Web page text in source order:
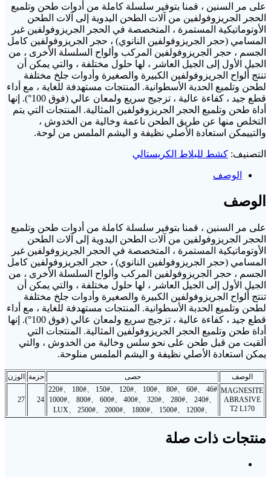
على مر السنين ، قمنا بتوفير سلسلة كاملة من أدوات طحن وتلميع
الحجر الجريزوفولفين من آلات الطحن اليدوية إلى آلات الطحن
الأوتوماتيكية المستمرة ، المتخصصة في الحجر الجريزوفولفين غير
المسامي (حجر الجريزوفولفين النانوي) ، حجر الجريزوفولفين كامل
الجسم ، حجر الجريزوفولفين المركب وألواح السلسلة الأخرى ، من
الجيل الأول إلى الجيل العاشر ، لها حلول مختلفة ، والتي يمكن أن
تنتج ألواح الجريزوفولفين الكبيرة والصغيرة وأدوات جلخ مختلفة
لطحن وتلميع الحدبة الأسطوانية. المنتجات مستهدفة للغاية ، مع أداء
قطع جيد ، كفاءة عالية ، تزجيج سريع ولمعان عالي (فوق 100°). إنها
أداة طحن وتلميع الحجر الجريزوفولفين المثالية. المنتجات التي يتم
التخلص منها عن طريق الطحن ناعمة وخالية من الخدوش ،
والتييمكن استعادة الأصلي نظيفة و اليشم الملمس من لوحة.
التصنيف: كشط للبلاط الكريستالي
الوصف
الوصف
على مر السنين ، قمنا بتوفير سلسلة كاملة من أدوات طحن وتلميع
الحجر الجريزوفولفين من آلات الطحن اليدوية إلى آلات الطحن
الأوتوماتيكية المستمرة ، المتخصصة في الحجر الجريزوفولفين غير
المسامي (حجر الجريزوفولفين النانوي) ، حجر الجريزوفولفين كامل
الجسم ، حجر الجريزوفولفين المركب وألواح السلسلة الأخرى ، من
الجيل الأول إلى الجيل العاشر ، لها حلول مختلفة ، والتي يمكن أن
تنتج ألواح الجريزوفولفين الكبيرة والصغيرة وأدوات جلخ مختلفة
لطحن وتلميع الحدبة الأسطوانية. المنتجات مستهدفة للغاية ، مع أداء
قطع جيد ، كفاءة عالية ، تزجيج سريع ولمعان عالي (فوق 100°). إنها
أداة طحن وتلميع الحجر الجريزوفولفين المثالية. المنتجات التي
ألقيت من قبل طحن على نحو سلس وخالية من الخدوش ، والتي
يمكن استعادة الأصلي نظيفة و اليشم الملمس منلوحة.
الوصف حصى حزمة الوزن
MAGNESITE
ABRASIVE
T2 L170
46# 、60# 、80# 、100# 、120# 、150# 、180# 、220#
、240# 、280# 、320# 、400# 、600# 、800# 、1000#
24
27
منتجات ذات صلة